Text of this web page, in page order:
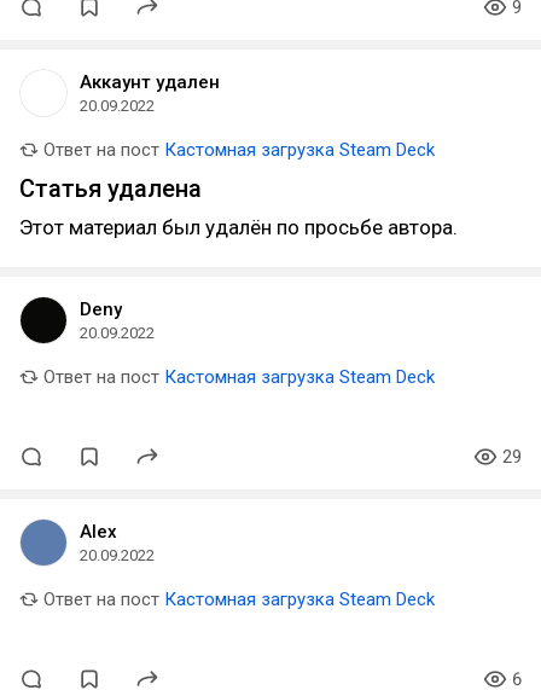
9
Аккаунт удален
20.09.2022
Ответ на пост Кастомная загрузка Steam Deck
Статья удалена
Этот материал был удалён по просьбе автора.
Deny
20.09.2022
Ответ на пост Кастомная загрузка Steam Deck
29
Alex
20.09.2022
Ответ на пост Кастомная загрузка Steam Deck
6